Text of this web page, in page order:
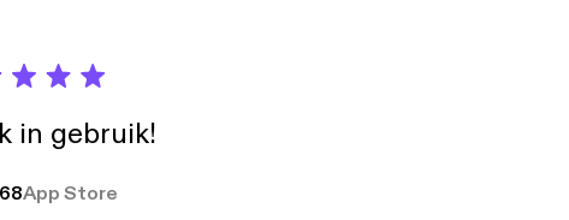
in gebruik!
App Store